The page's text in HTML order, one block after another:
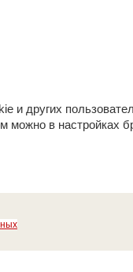
и других
можно в настройках